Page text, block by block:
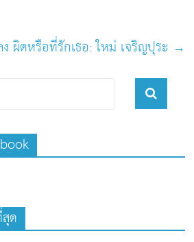
ผิดหรือที่รักเธอ: ใหม่ เจริญปุระ →
ด